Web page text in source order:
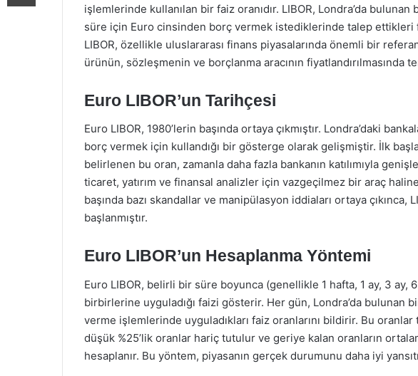
işlemlerinde kullanılan bir faiz oranıdır. LIBOR, Londra’da
süre için Euro cinsinden borç vermek istediklerinde talep ettikleri
LIBOR, özellikle uluslararası finans piyasalarında önemli bir
ürünün, sözleşmenin ve borçlanma aracının fiyatlandırılmasında
Euro LIBOR’un Tarihçesi
Euro LIBOR, 1980’lerin başında ortaya çıkmıştır. Londra’daki
borç vermek için kullandığı bir gösterge olarak gelişmiştir. İlk
belirlenen bu oran, zamanla daha fazla bankanın katılımıyla
ticaret, yatırım ve finansal analizler için vazgeçilmez bir araç
başında bazı skandallar ve manipülasyon iddiaları ortaya çıkınca,
başlanmıştır.
Euro LIBOR’un Hesaplanma Yöntemi
Euro LIBOR, belirli bir süre boyunca (genellikle 1 hafta, 1 ay, 3 ay,
birbirlerine uyguladığı faizi gösterir. Her gün, Londra’da bulunan
verme işlemlerinde uyguladıkları faiz oranlarını bildirir. Bu
düşük %25’lik oranlar hariç tutulur ve geriye kalan oranların
hesaplanır. Bu yöntem, piyasanın gerçek durumunu daha iyi